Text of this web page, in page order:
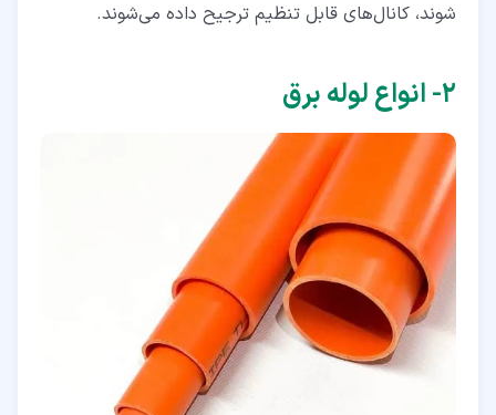
شوند، کانال‌های قابل تنظیم ترجیح داده می‌شوند.
۲‏- انواع لوله برق